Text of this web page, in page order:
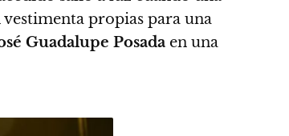
propias para una
Guadalupe Posada en una